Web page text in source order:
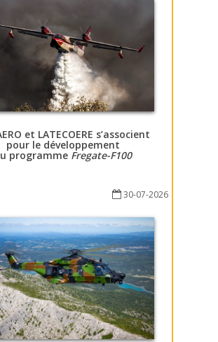
et LATECOERE s’associent
pour le développement
programme Fregate-F100
30-07-2026